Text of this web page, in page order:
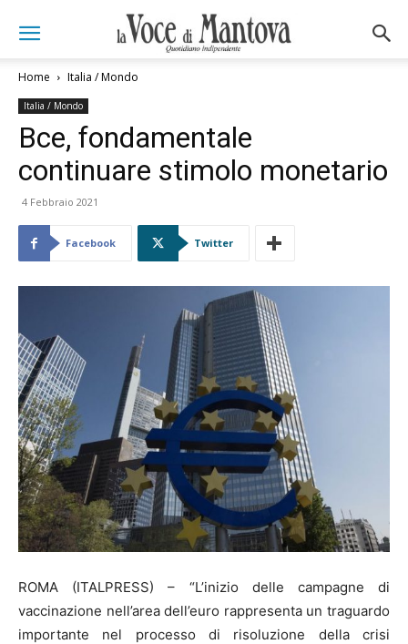
Home Italia / Mondo
Italia / Mondo
Bce, fondamentale
continuare stimolo monetario
4 Febbraio 2021
Facebook Twitter
ROMA (ITALPRESS) – “L’inizio delle campagne di
vaccinazione nell’area dell’euro rappresenta un traguardo
importante nel processo di risoluzione della crisi